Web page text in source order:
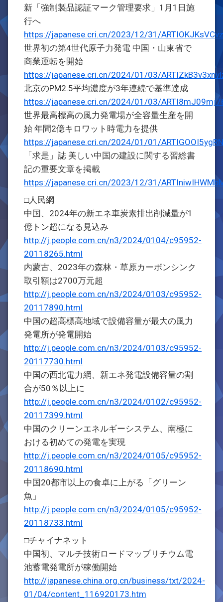
新「強制製品認証マーク管理要求」1月1日施
行へ
https://japanese.cri.cn/2023/12/31/
世界初の第4世代原子力発電 中国・山東省で
商業運転を開始
https://japanese.cri.cn/2024/01/03/
北京のPM2.5平均濃度が3年連続で基準達成
https://japanese.cri.cn/2024/01/03/
世界最高標高の風力発電場が全容量生産を開
始 年間2億キロワット時電力を提供
https://japanese.cri.cn/2024/01/01/
「求是」誌 美しい中国の建設に関する習総書
記の重要文章を掲載
https://japanese.cri.cn/2023/12/31/
□人民網
中国、2024年の新エネ車炭素排出削減量が1
億トン超になる見込み
http://j.people.com.cn/n3/2024/0104/c95952-
20118265.html
内蒙古、2023年の森林・草原カーボンシンク
取引額は2700万元超
http://j.people.com.cn/n3/2024/0103/c95952-
20117890.html
中国の超高標高地域で設備容量が最大の風力
発電所が発電開始
http://j.people.com.cn/n3/2024/0103/c95952-
20117730.html
中国の西北電力網、新エネ発電設備容量の割
合が50％以上に
http://j.people.com.cn/n3/2024/0102/c95952-
20117399.html
中国のクリーンエネルギーシステム、南極に
おける初めての発電を実現
http://j.people.com.cn/n3/2024/0105/c95952-
20118690.html
中国20都市以上の食卓に上がる「グリーン
魚」
http://j.people.com.cn/n3/2024/0105/c95952-
20118733.html
□チャイナネット
中国初、マルチ技術ロードマップリチウム電
池蓄電発電所が稼働開始
http://japanese.china.org.cn/business/txt/2024-
01/04/content_116920173.htm